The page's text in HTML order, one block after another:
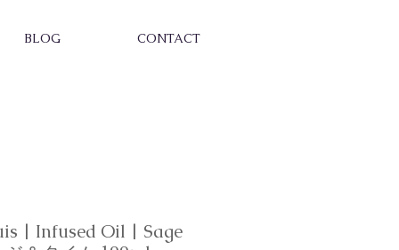
BLOG CONTACT
| Infused Oil | Sage